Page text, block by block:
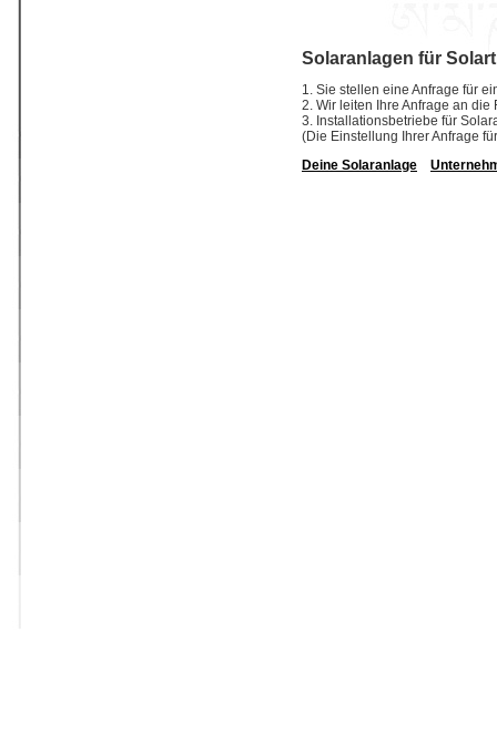
Solaranlagen für
1. Sie stellen eine Anfrage für
2. Wir leiten Ihre Anfrage an
3. Installationsbetriebe für
(Die Einstellung Ihrer Anfrage
Deine Solaranlage